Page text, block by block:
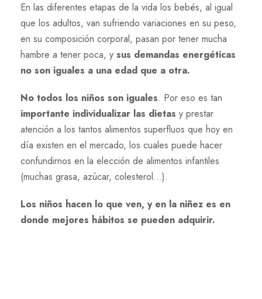
En las diferentes etapas de la vida los bebés, al igual
que los adultos, van sufriendo variaciones en su peso,
en su composición corporal, pasan por tener mucha
hambre a tener poca, y sus demandas energéticas
no son iguales a una edad que a otra.
No todos los niños son iguales. Por eso es tan
importante individualizar las dietas y prestar
atención a los tantos alimentos superfluos que hoy en
día existen en el mercado, los cuales puede hacer
confundirnos en la elección de alimentos infantiles
(muchas grasa, azúcar, colesterol…).
Los niños hacen lo que ven, y en la niñez es en
donde mejores hábitos se pueden adquirir.